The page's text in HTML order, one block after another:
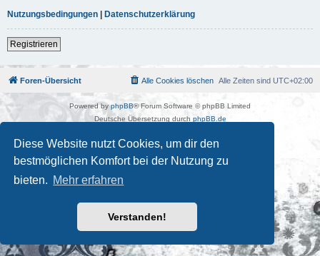
Diese Website nutzt Cookies, um dir den
bestmöglichen Komfort bei der Nutzung zu
bieten. Mehr erfahren
Verstanden!
Nutzungsbedingungen | Datenschutzerklärung
Registrieren
Foren-Übersicht Alle Zeiten sind UTC+02:00
Alle Cookies löschen
Powered byphpBB® Forum Software © phpBB Limited
Deutsche Übersetzung durch phpBB.de
Datenschutz| Nutzungsbedingungen